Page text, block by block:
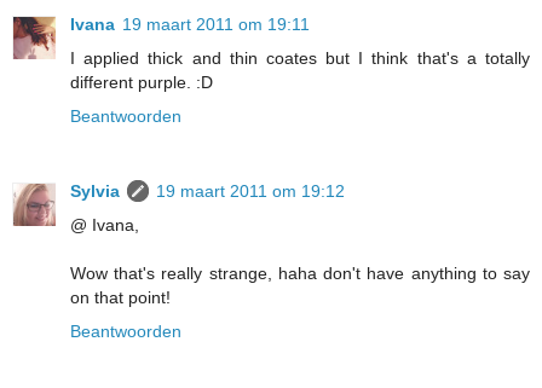
Ivana 19 maart 2011 om 19:11
I applied thick and thin coates but I think that's a totally
different purple. :D
Beantwoorden
Sylvia
19 maart 2011 om 19:12
@ Ivana,
Wow that's really strange, haha don't have anything to say
on that point!
Beantwoorden